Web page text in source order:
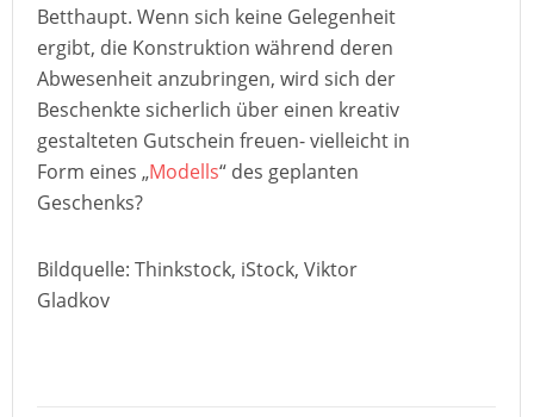
Betthaupt. Wenn sich keine Gelegenheit
ergibt, die Konstruktion während deren
Abwesenheit anzubringen, wird sich der
Beschenkte sicherlich über einen kreativ
gestalteten Gutschein freuen- vielleicht in
Form eines „Modells“ des geplanten
Geschenks?
Bildquelle: Thinkstock, iStock, Viktor
Gladkov